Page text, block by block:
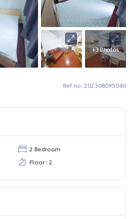
+3 Photos
Ref no. 202308095040
2 Bedroom
Floor : 2